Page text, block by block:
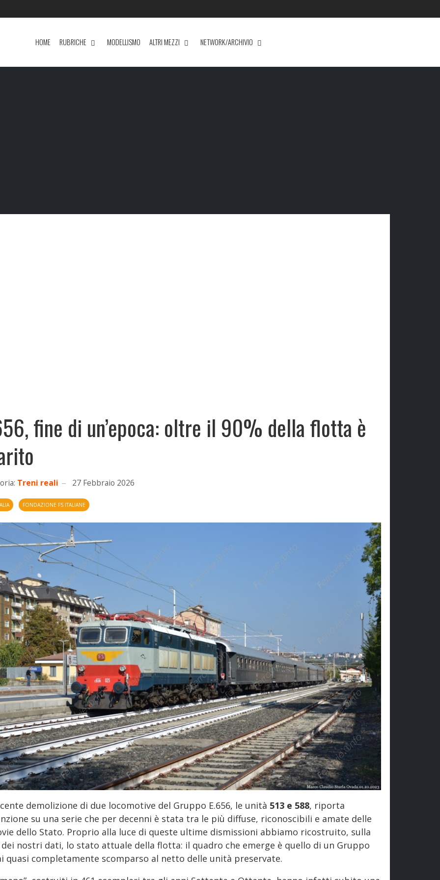
HOME RUBRICHE MODELLISMO ALTRI MEZZI NETWORK/ARCHIVIO
fine di un’epoca: oltre il 90% della flotta è
Treni reali 27 Febbraio 2026
FONDAZIONE FS ITALIANE
demolizione di due locomotive del Gruppo E.656, le unità 513 e 588, riporta
su una serie che per decenni è stata tra le più diffuse, riconoscibili e amate delle
dello Stato. Proprio alla luce di queste ultime dismissioni abbiamo ricostruito, sulla
dei nostri dati, lo stato attuale della flotta: il quadro che emerge è quello di un Gruppo
quasi completamente scomparso al netto delle unità preservate.